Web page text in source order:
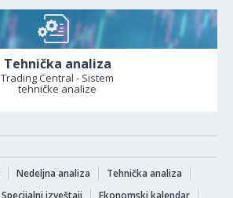
Tehnička analiza
Trading Central - Sistem
tehničke analize
Nedeljna analiza
Tehnička analiza
Specijalni izveštaji Ekonomski kalendar